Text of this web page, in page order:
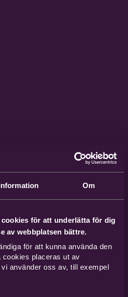
Om
cookies för att underlätta för dig
av webbplatsen bättre.
för att kunna använda den
cookies placeras ut av
använder oss av, till exempel